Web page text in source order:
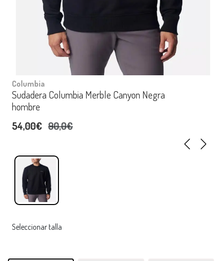
Columbia
Sudadera Columbia Merble Canyon Negra
hombre
54,00€ 90,0€
Seleccionar talla